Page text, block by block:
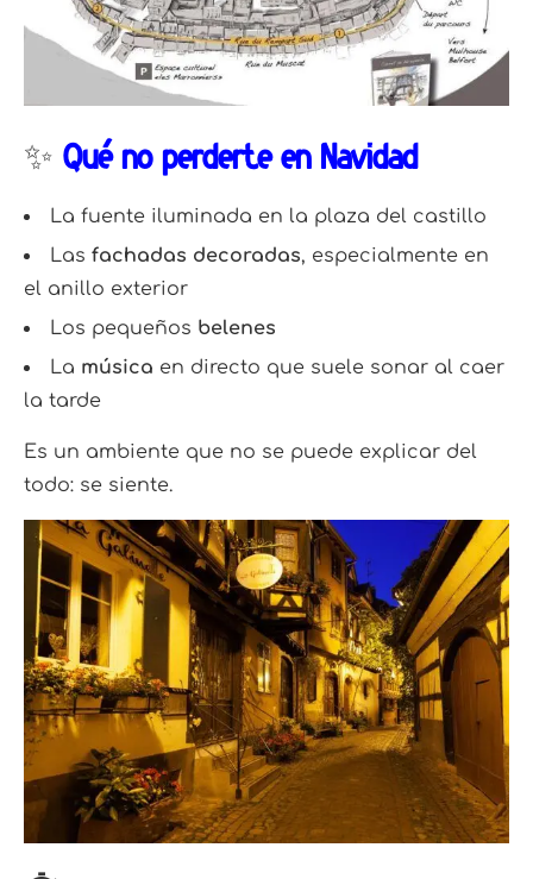
✨ Qué no perderte en Navidad
La fuente iluminada en la plaza del castillo
Las fachadas decoradas, especialmente en
el anillo exterior
Los pequeños belenes
La música en directo que suele sonar al caer
la tarde
Es un ambiente que no se puede explicar del
todo: se siente.